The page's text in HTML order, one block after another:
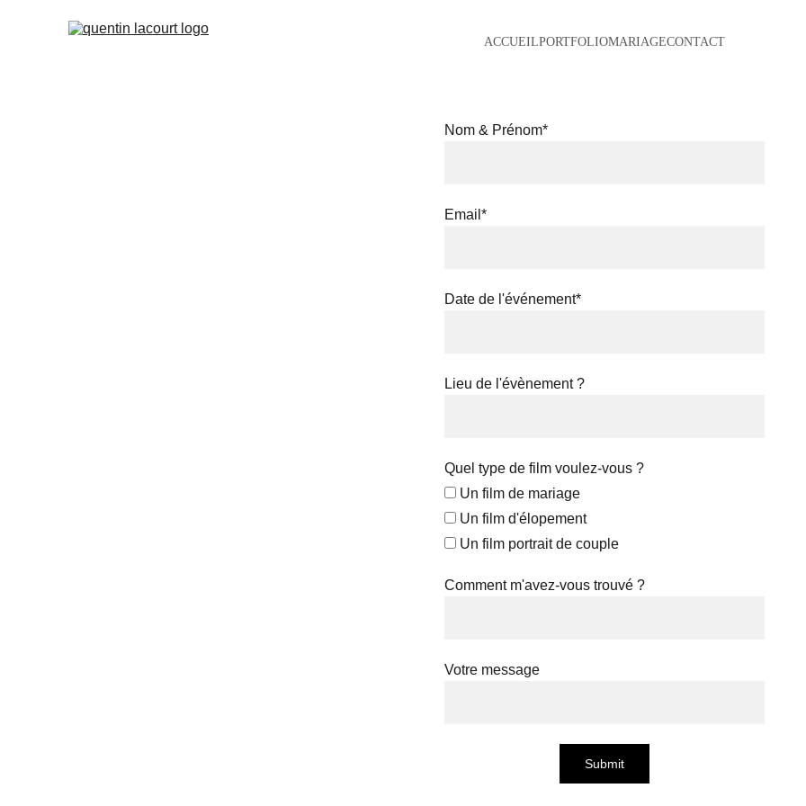
ACCUEILPORTFOLIOMARIAGECONTACT
Nom & Prénom*
Email*
Date de l'événement*
Lieu de l'évènement ?
Quel type de film voulez-vous ?
Un film de mariage
Un film d'élopement
Un film portrait de couple
Comment m'avez-vous trouvé ?
Votre message
Submit